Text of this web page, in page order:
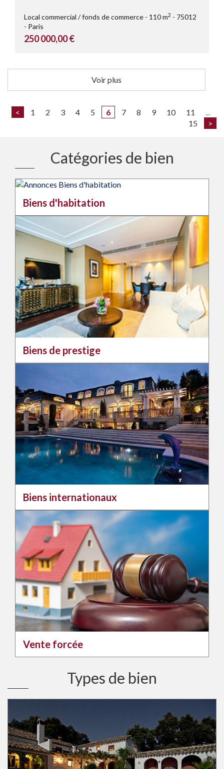
Local commercial / fonds de commerce 110 m2
75012
Paris
250 000,00 €
Voir plus
< 1 2 3 4 5 6 7 8 9 10 11
...
15
>
Catégories de bien
Biens d'habitation
Biens de prestige
Biens internationaux
Vente forcée
Types de bien